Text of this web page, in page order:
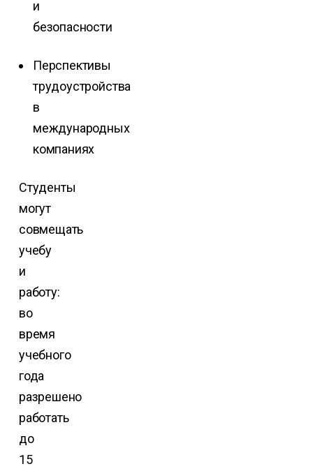
и
безопасности
Перспективы
трудоустройства
в
международных
компаниях
Студенты
могут
совмещать
учебу
и
работу:
во
время
учебного
года
разрешено
работать
до
15